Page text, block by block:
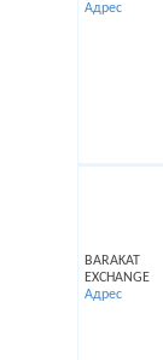
Адрес
BARAKAT
EXCHANGE
Адрес